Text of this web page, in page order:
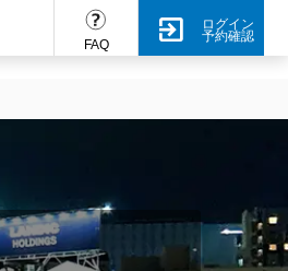
FAQ
ログイン
予約確認